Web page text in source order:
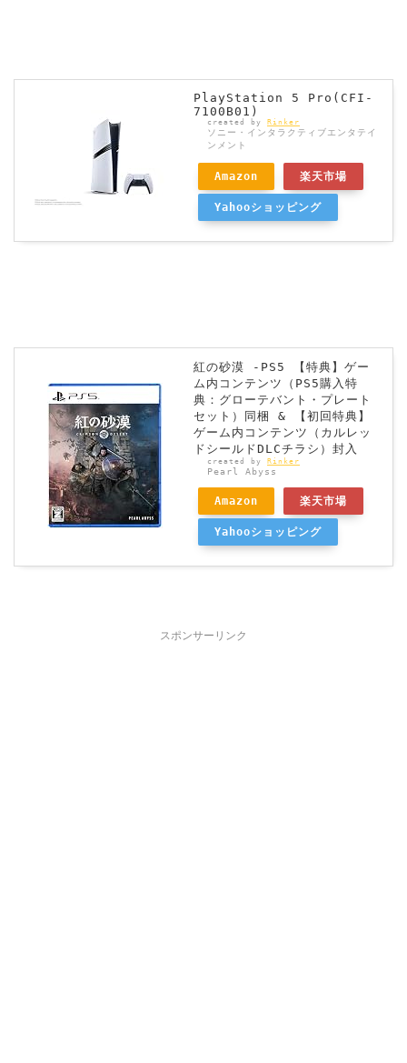
PlayStation 5 Pro(CFI-
7100B01)
created by Rinker
ソニー・インタラクティブエンタテイ
ンメント
Amazon 楽天市場
Yahooショッピング
紅の砂漠 -PS5 【特典】ゲー
ム内コンテンツ（PS5購入特
典：グローテバント・プレート
セット）同梱 & 【初回特典】
ゲーム内コンテンツ（カルレッ
ドシールドDLCチラシ）封入
created by Rinker
Pearl Abyss
Amazon 楽天市場
Yahooショッピング
スポンサーリンク